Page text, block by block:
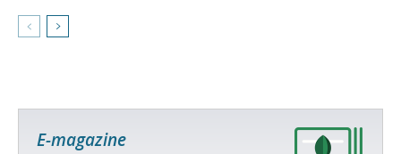
E-magazine